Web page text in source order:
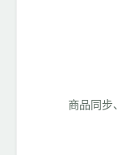
商品同步